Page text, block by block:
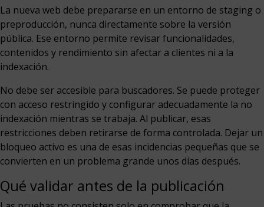
La nueva web debe prepararse en un entorno de staging o
preproducción, nunca directamente sobre la versión
pública. Ese entorno permite revisar funcionalidades,
contenidos y rendimiento sin afectar a clientes ni a la
indexación.
No debe ser accesible para buscadores. Se puede proteger
con acceso restringido y configurar adecuadamente la no
indexación mientras se trabaja. Al publicar, esas
restricciones deben retirarse de forma controlada. Dejar un
bloqueo activo es una de esas incidencias pequeñas que se
convierten en un problema grande unos días después.
Qué validar antes de la publicación